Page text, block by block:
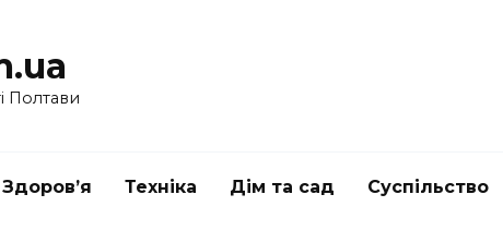
Полтави
Здоров’я Техніка Дім та сад Суспільство